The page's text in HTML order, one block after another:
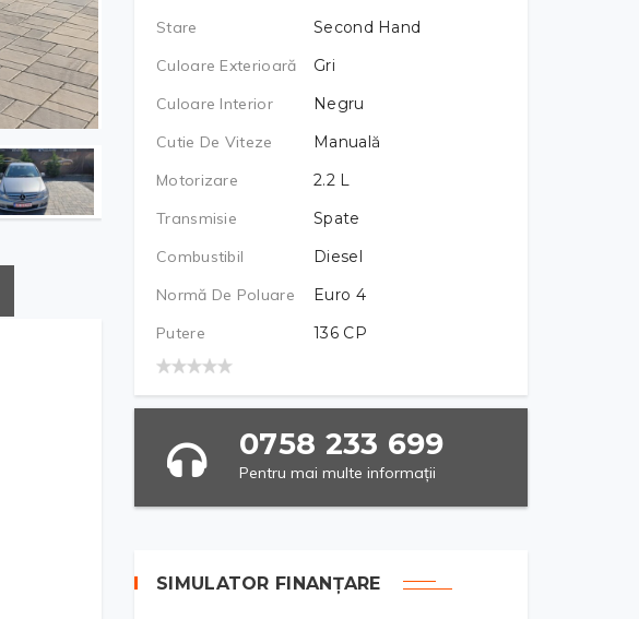
Stare
Second Hand
Culoare Exterioară
Gri
Culoare Interior
Negru
Cutie De Viteze
Manuală
Motorizare
2.2L
Transmisie
Spate
Combustibil
Diesel
Normă De Poluare
Euro 4
Putere
136CP
0758 233 699
Pentru mai multe informații
SIMULATOR FINANȚARE